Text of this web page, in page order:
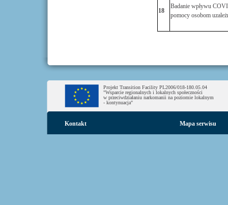
18
Badanie wpływu
pomocy osobom
Projekt Transition Facility PL2006/018-180.05.04
"Wsparcie regionalnych i lokalnych społeczności
w przeciwdziałaniu narkomanii na poziomie lokalnym
- kontynuacja"
Kontakt Mapa serwisu